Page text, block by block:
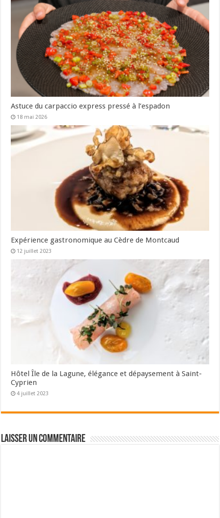
Astuce du carpaccio express pressé à l’espadon
18 mai 2026
Expérience gastronomique au Cèdre de Montcaud
12 juillet 2023
Hôtel Île de la Lagune, élégance et dépaysement à Saint-
Cyprien
4 juillet 2023
Laisser un commentaire